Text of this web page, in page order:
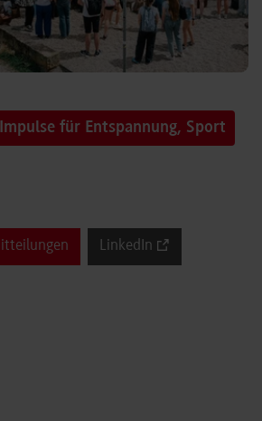
für Entspannung, Sport
LinkedIn